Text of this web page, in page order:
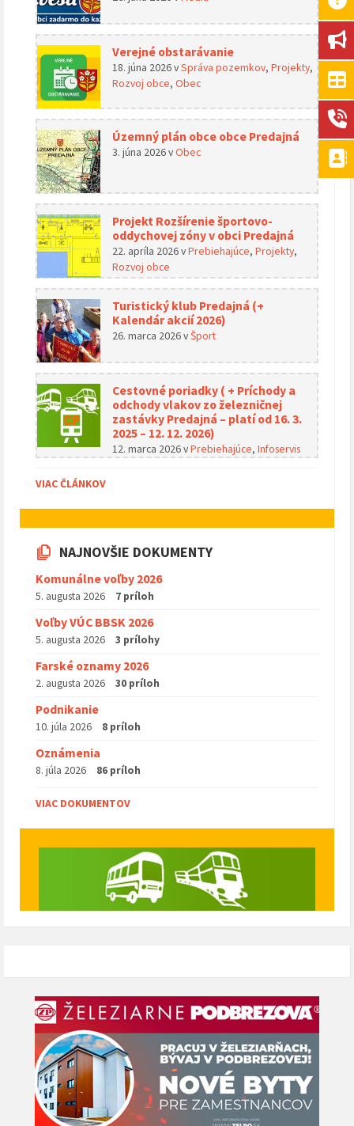
Verejné obstarávanie
18. júna 2026vSpráva pozemkov, Projekty,
Rozvoj obce, Obec
Územný plán obce obce Predajná
3. júna 2026vObec
Projekt Rozšírenie športovo-
oddychovej zóny v obci Predajná
22. apríla 2026vPrebiehajúce, Projekty,
Rozvoj obce
Turistický klub Predajná (+
Kalendár akcií 2026)
26. marca 2026vŠport
Cestovné poriadky ( + Príchody a
odchody vlakov zo železničnej
zastávky Predajná – platí od 16. 3.
2025 – 12. 12. 2026)
12. marca 2026vPrebiehajúce, Infoservis
VIAC ČLÁNKOV
NAJNOVŠIE DOKUMENTY
Komunálne voľby 2026
5. augusta 2026 7 príloh
Voľby VÚC BBSK 2026
5. augusta 2026 3 prílohy
Farské oznamy 2026
2. augusta 2026 30 príloh
Podnikanie
10. júla 2026 8 príloh
Oznámenia
8. júla 2026 86 príloh
VIAC DOKUMENTOV